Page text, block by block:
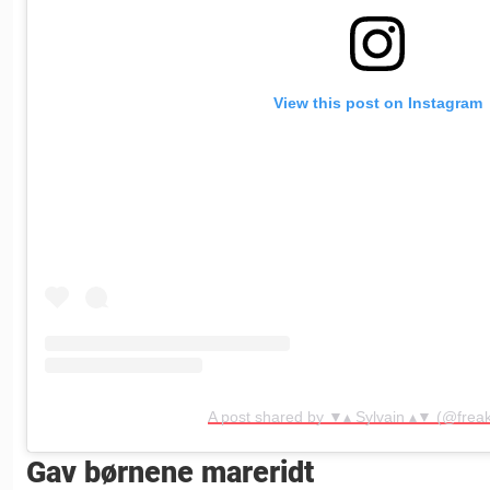
View this post on Instagram
A post shared by ▼▴ Sylvain ▴▼
Gav børnene mareridt